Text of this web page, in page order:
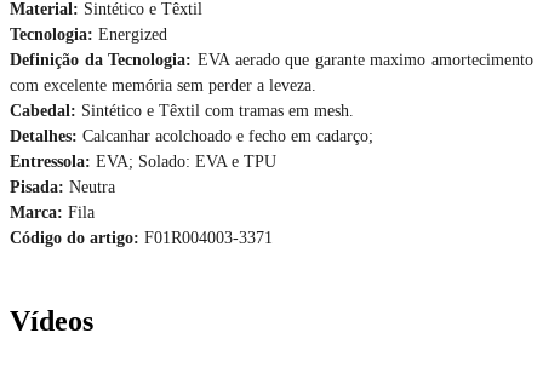
Material: Sintético e Têxtil
Tecnologia: Energized
Definição da Tecnologia: EVA aerado que garante maximo amortecimento
com excelente memória sem perder a leveza.
Cabedal: Sintético e Têxtil com tramas em mesh.
Detalhes: Calcanhar acolchoado e fecho em cadarço;
Entressola: EVA; Solado: EVA e TPU
Pisada: Neutra
Marca: Fila
Código do artigo: F01R004003-3371
Vídeos